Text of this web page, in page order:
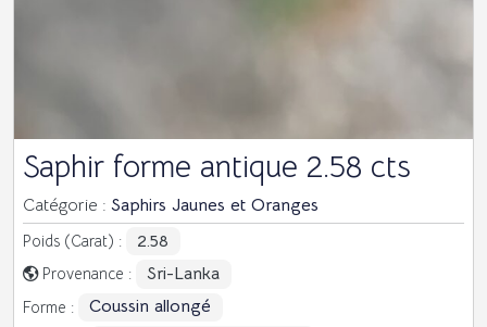
Saphir forme antique 2.58 cts
Catégorie : Saphirs Jaunes et Oranges
Poids (Carat) : 2.58
Provenance : Sri-Lanka
Forme : Coussin allongé